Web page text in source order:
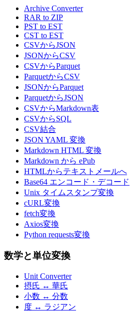
Archive Converter
RAR to ZIP
PST to EST
CST to EST
CSVからJSON
JSONからCSV
CSVからParquet
ParquetからCSV
JSONからParquet
ParquetからJSON
CSVからMarkdown表
CSVからSQL
CSV結合
JSON YAML 変換
Markdown HTML 変換
Markdown から ePub
HTMLからテキストメールへ
Base64 エンコード・デコード
Unix タイムスタンプ変換
cURL変換
fetch変換
Axios変換
Python requests変換
数学と単位変換
Unit Converter
摂氏 ↔ 華氏
小数 ↔ 分数
度 ↔ ラジアン